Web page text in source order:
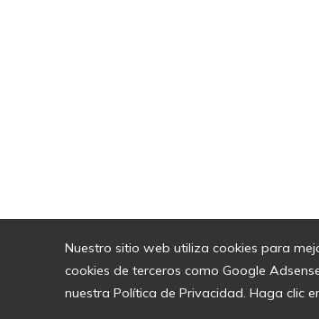
Nuestro sitio web utiliza cookies para
cookies de terceros como Google
nuestra Política de Privacidad. Haga clic